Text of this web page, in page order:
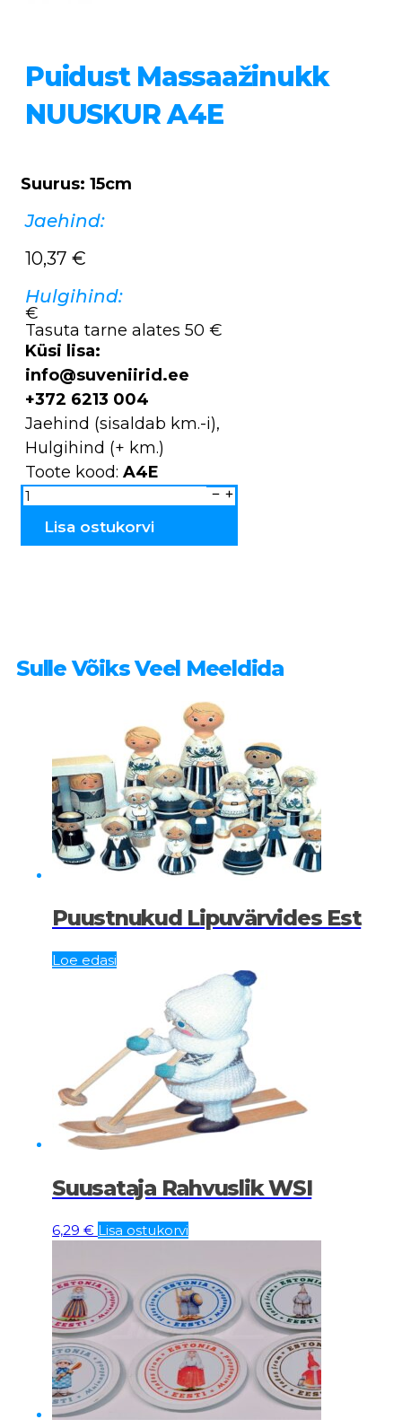
Puidust Massaažinukk
NUUSKUR A4E
Suurus: 15cm
Jaehind:
10,37 €
Hulgihind:
€
Tasuta tarne alates 50 €
Küsi lisa:
info@suveniirid.ee
+372 6213 004
Jaehind (sisaldab km.-i),
Hulgihind (+ km.)
Toote kood: A4E
Puidust
massaažinukk
NUUSKUR
Lisa ostukorvi
Sulle Võiks Veel Meeldida
Puustnukud Lipuvärvides Est
Loe edasi
Suusataja Rahvuslik WSI
6,29 € Lisa ostukorvi